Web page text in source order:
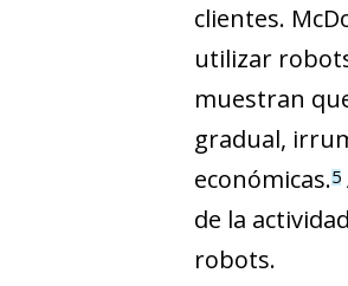
clientes.
utilizar
muestran
gradual,
económicas.5
de la
robots.